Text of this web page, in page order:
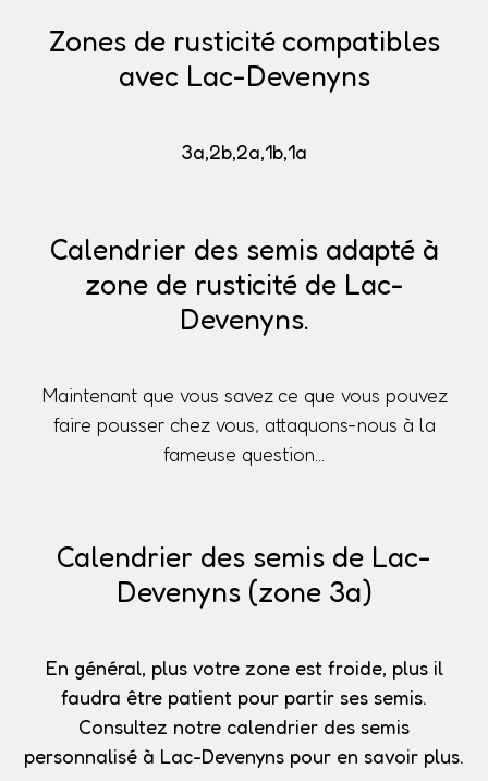
Zones de rusticité compatibles
avec Lac-Devenyns
3a,2b,2a,1b,1a
Calendrier des semis adapté à
zone de rusticité de Lac-
Devenyns.
Maintenant que vous savez ce que vous pouvez
faire pousser chez vous, attaquons-nous à la
fameuse question...
Calendrier des semis de Lac-
Devenyns (zone 3a)
En général, plus votre zone est froide, plus il
faudra être patient pour partir ses semis.
Consultez notre calendrier des semis
personnalisé à Lac-Devenyns pour en savoir plus.